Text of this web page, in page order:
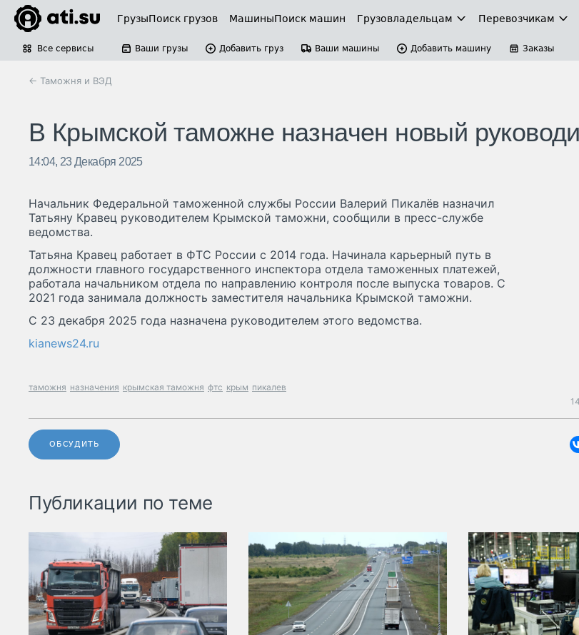
ГрузыПоиск грузов МашиныПоиск машин Грузовладельцам Перевозчикам
Все сервисы Ваши грузы Добавить груз Ваши машины Добавить машину Заказы
← Таможня и ВЭД
В Крымской таможне назначен новый
14:04, 23 Декабря 2025
Начальник Федеральной таможенной службы России Валерий Пикалёв назначил
Татьяну Кравец руководителем Крымской таможни, сообщили в пресс-службе
ведомства.
Татьяна Кравец работает в ФТС России с 2014 года. Начинала карьерный путь в
должности главного государственного инспектора отдела таможенных платежей,
работала начальником отдела по направлению контроля после выпуска товаров. С
2021 года занимала должность заместителя начальника Крымской таможни.
С 23 декабря 2025 года назначена руководителем этого ведомства.
kianews24.ru
таможня назначения крымская таможня фтс крым пикалев
ОБСУДИТЬ
Публикации по теме